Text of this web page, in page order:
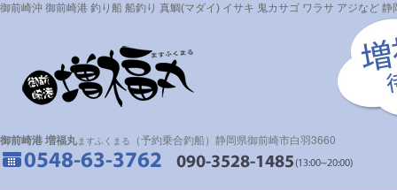
御前崎沖 御前崎港 釣り船 船釣り 真鯛(マダイ) イサキ 鬼カサゴ ワラサ アジなど
御前崎港 増福丸ますふくまる （予約乗合釣船）静岡県御前崎市白羽3660